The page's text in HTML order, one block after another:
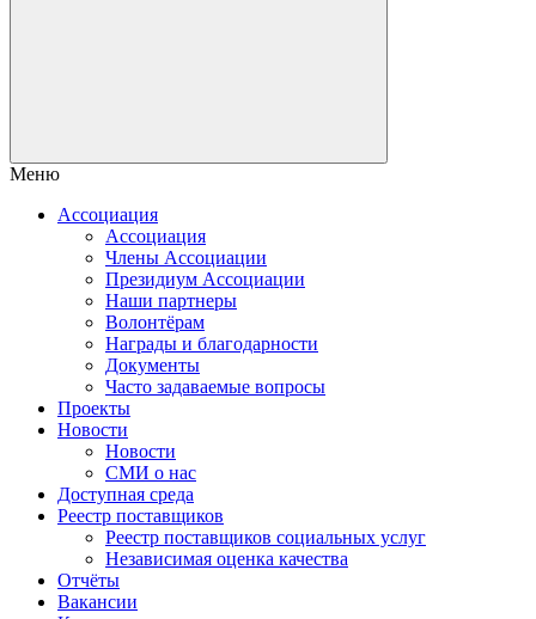
Меню
Ассоциация
Ассоциация
Члены Ассоциации
Президиум Ассоциации
Наши партнеры
Волонтёрам
Награды и благодарности
Документы
Часто задаваемые вопросы
Проекты
Новости
Новости
СМИ о нас
Доступная среда
Реестр поставщиков
Реестр поставщиков социальных услуг
Независимая оценка качества
Отчёты
Вакансии